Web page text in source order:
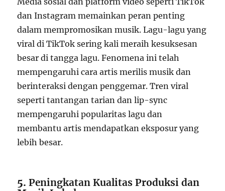
dan Instagram memainkan peran penting
dalam mempromosikan musik. Lagu-lagu yang
viral di TikTok sering kali meraih kesuksesan
besar di tangga lagu. Fenomena ini telah
mempengaruhi cara artis merilis musik dan
berinteraksi dengan penggemar. Tren viral
seperti tantangan tarian dan lip-sync
mempengaruhi popularitas lagu dan
membantu artis mendapatkan eksposur yang
lebih besar.
5.Peningkatan Kualitas Produksi dan